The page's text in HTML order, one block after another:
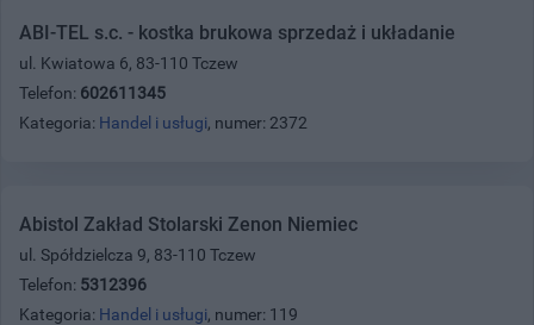
ABI-TEL s.c. - kostka brukowa sprzedaż i układanie
ul. Kwiatowa 6, 83-110 Tczew
Telefon: 602611345
Kategoria: Handel i usługi, numer: 2372
Abistol Zakład Stolarski Zenon Niemiec
ul. Spółdzielcza 9, 83-110 Tczew
Telefon: 5312396
Kategoria: Handel i usługi, numer: 119